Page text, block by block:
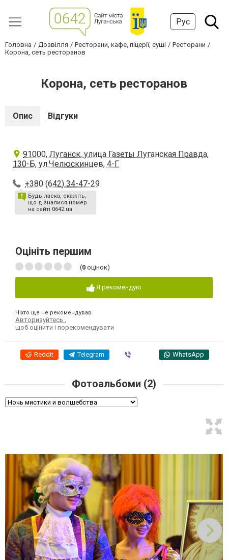
Рус
Головна Дозвілля Ресторани, кафе, піцерії, суші
Ресторани
Корона, сеть ресторанов
Корона, сеть ресторанов
Опис Відгуки
91000, Луганск, улица Газеты Луганская Правда,
130-Б, ул.Челюскинцев, 4-Г
+380 (642) 34-47-29
Будь ласка, скажіть,
що дізналися номер
на сайті 0642.ua
Оцініть першим
(0 оцінок)
Я рекомендую
Ніхто ще не рекомендував
Авторизуйтесь
щоб оцінити і порекомендувати
Reddit Telegram WhatsApp
Фотоальбоми (2)